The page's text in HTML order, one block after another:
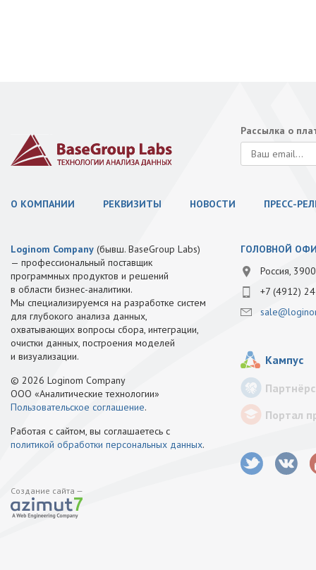
Рассылка о
О КОМПАНИИ РЕКВИЗИТЫ НОВОСТИ ПРЕСС-
Loginom Company (бывш. BaseGroup Labs)
— профессиональный поставщик
программных продуктов и решений
в области бизнес-аналитики.
Мы специализируемся на разработке систем
для глубокого анализа данных,
охватывающих вопросы сбора, интеграции,
очистки данных, построения моделей
и визуализации.
© 2026 Loginom Company
ООО «Аналитические технологии»
Пользовательское соглашение.
Работая с сайтом, вы соглашаетесь с
политикой обработки персональных данных.
Создание сайта —
ГОЛОВНОЙ
Россия,
+7 (4912)
Кампус
Портал